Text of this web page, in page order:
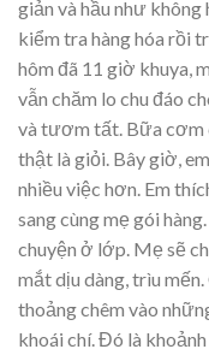
giản và hầu như không
kiểm tra hàng hóa rồi
hôm đã 11 giờ khuya,
vẫn chăm lo chu đáo
và tươm tất. Bữa cơm
thật là giỏi. Bây giờ,
nhiều việc hơn. Em
sang cùng mẹ gói
chuyện ở lớp. Mẹ sẽ
mắt dịu dàng, trìu
thoảng chêm vào
khoái chí. Đó là